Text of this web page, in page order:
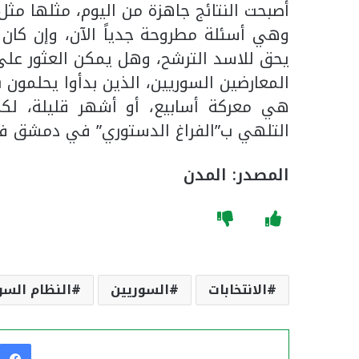
أصبحت النتائج جاهزة من اليوم، مثلها
وهي أسئلة مطروحة جدياً الآن، وإن
يحق للاسد الترشح، وهل يمكن العثور
المعارضين السوريين، الذين بدأوا
هي معركة أسابيع، أو أشهر قليلة،
التلهي ب”الفراغ الدستوري” في دمشق
المصدر: المدن
الانتخابات السوريين النظام